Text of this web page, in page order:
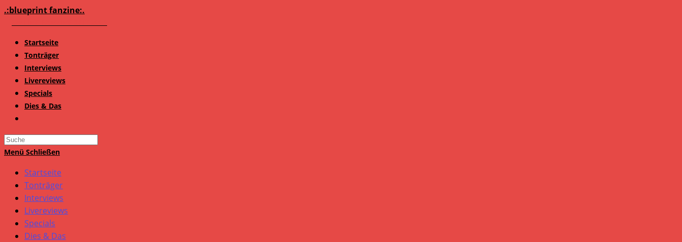
Zum
.:blueprint fanzine:.
Startseite
Tonträger
Interviews
Livereviews
Specials
Dies & Das
Search
this
Menü Schließen
Startseite
Tonträger
Interviews
Livereviews
Specials
Dies & Das